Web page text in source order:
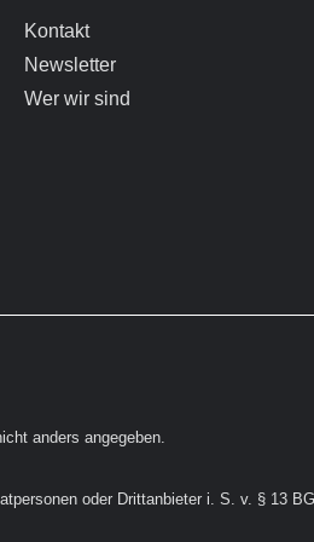
Kontakt
Newsletter
Wer wir sind
anders angegeben.
oder Drittanbieter i. S. v. § 13